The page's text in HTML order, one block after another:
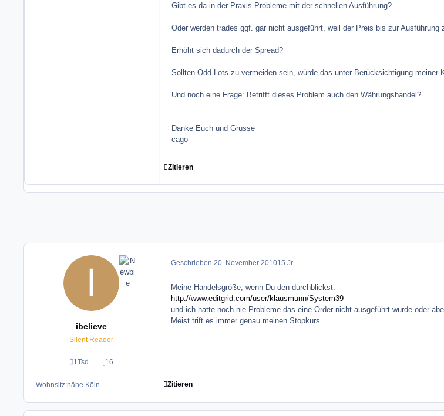
Gibt es da in der Praxis Probleme mit der schnellen Ausführung?
Oder werden trades ggf. gar nicht ausgeführt, weil der Preis bis zur Ausführung
Erhöht sich dadurch der Spread?
Sollten Odd Lots zu vermeiden sein, würde das unter Berücksichtigung
Und noch eine Frage: Betrifft dieses Problem auch den Währungshandel?
Danke Euch und Grüsse
cago
Zitieren
ibelieve
Silent Reader
1Tsd
Beiträge16
Reputation
Wohnsitz:nähe Köln
Geschrieben 20. November 201015 Jr.
Meine Handelsgröße, wenn Du den durchblickst.
http://www.editgrid.com/user/klausmunn/System39
und ich hatte noch nie Probleme das eine Order nicht ausgeführt wurde oder
Meist trift es immer genau meinen Stopkurs.
Zitieren